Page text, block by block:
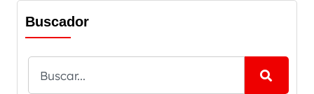
Buscador